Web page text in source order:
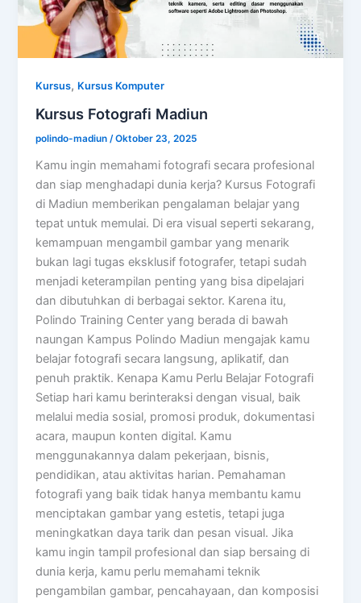
Kursus, Kursus Komputer
Kursus Fotografi Madiun
polindo-madiun /Oktober 23, 2025
Kamu ingin memahami fotografi secara profesional
dan siap menghadapi dunia kerja? Kursus Fotografi
di Madiun memberikan pengalaman belajar yang
tepat untuk memulai. Di era visual seperti sekarang,
kemampuan mengambil gambar yang menarik
bukan lagi tugas eksklusif fotografer, tetapi sudah
menjadi keterampilan penting yang bisa dipelajari
dan dibutuhkan di berbagai sektor. Karena itu,
Polindo Training Center yang berada di bawah
naungan Kampus Polindo Madiun mengajak kamu
belajar fotografi secara langsung, aplikatif, dan
penuh praktik. Kenapa Kamu Perlu Belajar Fotografi
Setiap hari kamu berinteraksi dengan visual, baik
melalui media sosial, promosi produk, dokumentasi
acara, maupun konten digital. Kamu
menggunakannya dalam pekerjaan, bisnis,
pendidikan, atau aktivitas harian. Pemahaman
fotografi yang baik tidak hanya membantu kamu
menciptakan gambar yang estetis, tetapi juga
meningkatkan daya tarik dan pesan visual. Jika
kamu ingin tampil profesional dan siap bersaing di
dunia kerja, kamu perlu memahami teknik
pengambilan gambar, pencahayaan, dan komposisi